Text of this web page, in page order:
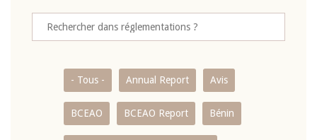
- Tous - Annual Report Avis
BCEAO BCEAO Report Bénin